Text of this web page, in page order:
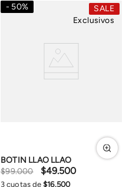
50%
SALE
Exclusivos
BOTIN LLAO LLAO
$99.000 $49.500
3 cuotas de$16.500